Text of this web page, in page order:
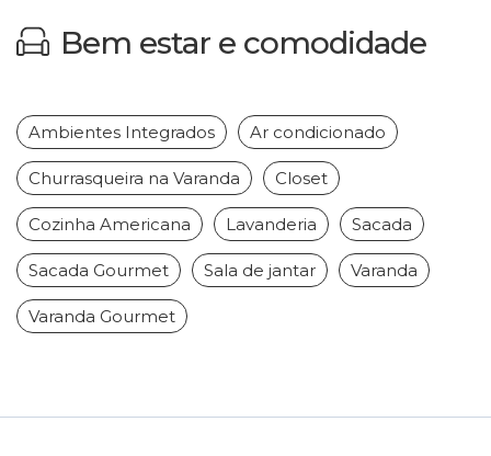
Bem estar e comodidade
Ambientes Integrados Ar condicionado
Churrasqueira na Varanda Closet
Cozinha Americana Lavanderia Sacada
Sacada Gourmet Sala de jantar Varanda
Varanda Gourmet